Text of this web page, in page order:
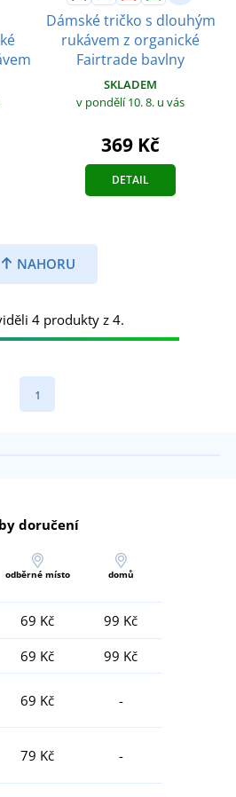
Dámské tričko s dlouhým
rukávem z organické
Fairtrade bavlny
SKLADEM
v pondělí 10. 8. u vás
369 Kč
DETAIL
NAHORU
4 produkty z 4.
1
doručení
odběrné místo domů
69 Kč
99 Kč
69 Kč
99 Kč
69 Kč -
79 Kč -